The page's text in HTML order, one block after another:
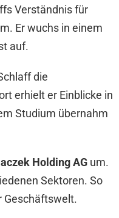
Verständnis für
Er wuchs in einem
auf.
die
erhielt er Einblicke in
Studium übernahm
Holding AG um.
Sektoren. So
Geschäftswelt.